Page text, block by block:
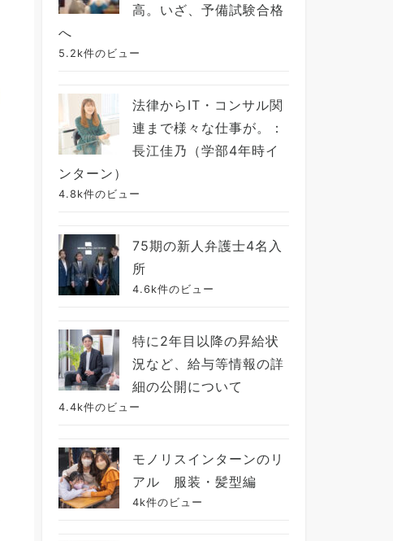
高。いざ、予備試験合格
へ
5.2k件のビュー
法律からIT・コンサル関
連まで様々な仕事が。：
長江佳乃（学部4年時イ
ンターン）
4.8k件のビュー
75期の新人弁護士4名入
所
4.6k件のビュー
特に2年目以降の昇給状
況など、給与等情報の詳
細の公開について
4.4k件のビュー
モノリスインターンのリ
アル 服装・髪型編
4k件のビュー